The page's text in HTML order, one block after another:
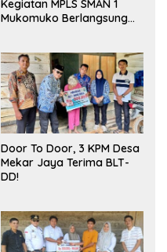
Kegiatan MPLS SMAN 1
Mukomuko Berlangsung
Door To Door, 3 KPM Desa
Mekar Jaya Terima BLT-
DD!